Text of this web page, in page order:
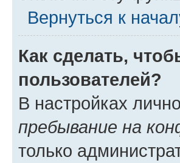
Вернуться к
Как сделать,
пользователей?
В настройках
пребывание на
только